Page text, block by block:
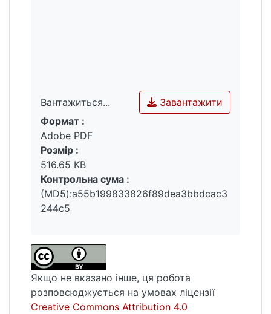
Вантажиться...
Вантажиться...
Завантажити
Формат :
Adobe PDF
Розмір :
516.65 KB
Контрольна сума :
(MD5):a55b199833826f89dea3bbdcac3
244c5
Якщо не вказано інше, ця робота
розповсюджується на умовах ліцензії
Creative Commons Attribution 4.0